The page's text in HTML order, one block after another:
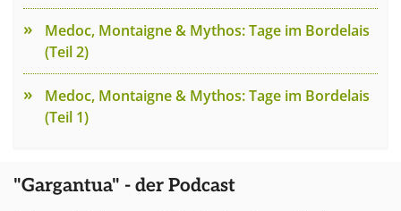
Medoc, Montaigne & Mythos: Tage im Bordelais
(Teil 2)
Medoc, Montaigne & Mythos: Tage im Bordelais
(Teil 1)
"Gargantua" - der Podcast